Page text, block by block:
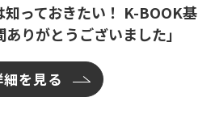
っておきたい！ K-BOOK基
りがとうございました」
細を見る